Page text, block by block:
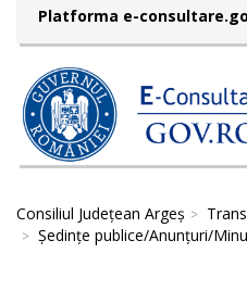
Platforma e-
Consiliul Județean Argeș
Şedinţe publice/Anunţuri/